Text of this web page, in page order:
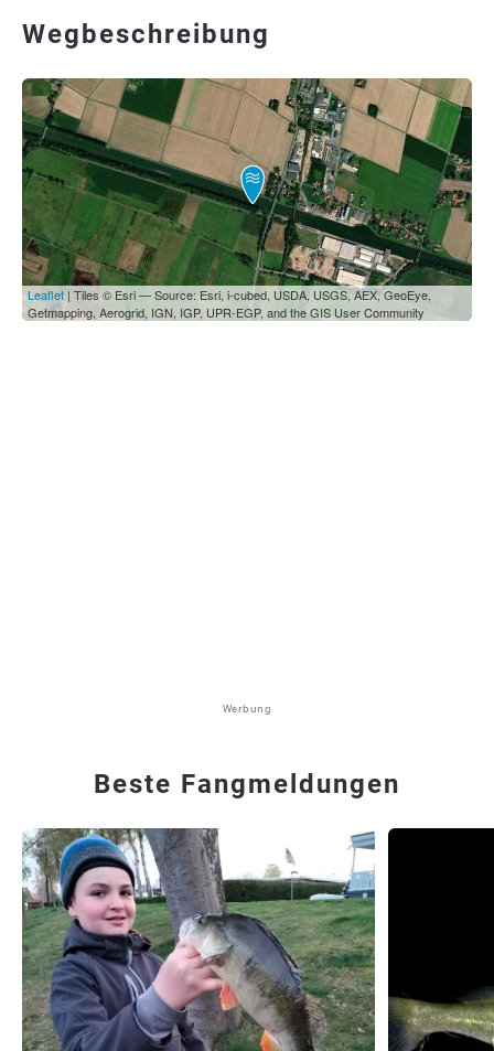
Wegbeschreibung
Leaflet | Tiles © Esri — Source: Esri, i-cubed, USDA, USGS, AEX, GeoEye,
Getmapping, Aerogrid, IGN, IGP, UPR-EGP, and the GIS User Community
Werbung
Beste Fangmeldungen